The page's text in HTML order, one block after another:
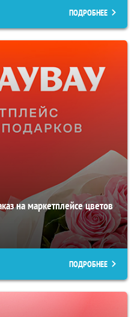
ПОДРОБНЕЕ
на маркетплейсе цветов
ПОДРОБНЕЕ